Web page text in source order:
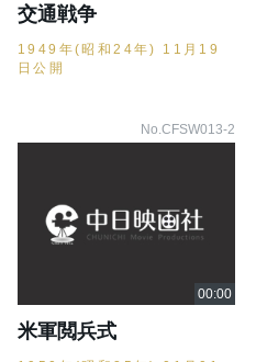
交通戦争
1949年(昭和24年) 11月19
日公開
No.CFSW013-2
米軍閲兵式